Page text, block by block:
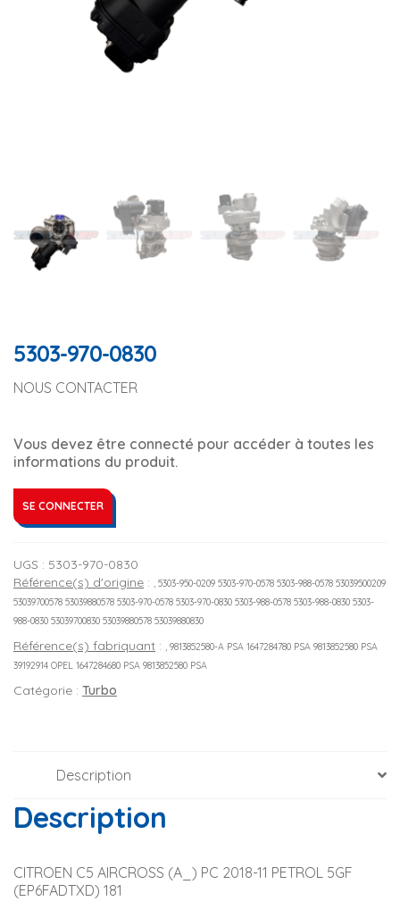
5303-970-0830
NOUS CONTACTER
Vous devez être connecté pour accéder à toutes les
informations du produit.
SE CONNECTER
UGS : 5303-970-0830
Référence(s) d'origine : , 5303-950-0209 5303-970-0578 5303-988-0578 53039500209
53039700578 53039880578 5303-970-0578 5303-970-0830 5303-988-0578 5303-988-0830 5303-
988-0830 53039700830 53039880578 53039880830
Référence(s) fabriquant : , 9813852580-A PSA 1647284780 PSA 9813852580 PSA
39192914 OPEL 1647284680 PSA 9813852580 PSA
Catégorie : Turbo
Description
Description
CITROEN C5 AIRCROSS (A_) PC 2018-11 PETROL 5GF
(EP6FADTXD) 181